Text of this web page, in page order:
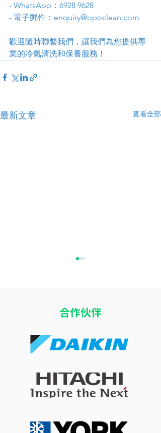
- WhatsApp：6928 9628
- 電子郵件：enquiry@opoclean.com
歡迎隨時聯繫我們，讓我們為您提供專
業的冷氣清洗和保養服務！
最新文章 查看全部
開冷氣瞓覺令小朋友乾
咳？改善冷氣房乾燥問題
​合作伙伴